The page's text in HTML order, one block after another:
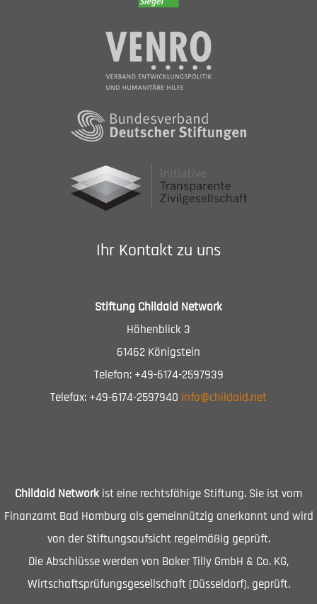
Ihr Kontakt zu uns
Stiftung Childaid Network
Höhenblick 3
61462 Königstein
Telefon: +49-6174-2597939
Telefax: +49-6174-2597940 info@childaid.net
Childaid Network ist eine rechtsfähige Stiftung. Sie ist vom
Finanzamt Bad Homburg als gemeinnützig anerkannt und wird
von der Stiftungsaufsicht regelmäßig geprüft.
Die Abschlüsse werden von Baker Tilly GmbH & Co. KG,
Wirtschaftsprüfungsgesellschaft (Düsseldorf), geprüft.